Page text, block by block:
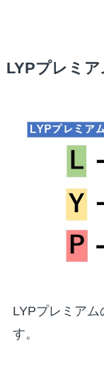
LYPプレミ
LYPプレミア
す。